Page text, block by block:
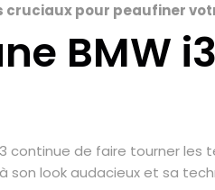
pour peaufiner
BMW
continue de faire tourner les
look audacieux et sa